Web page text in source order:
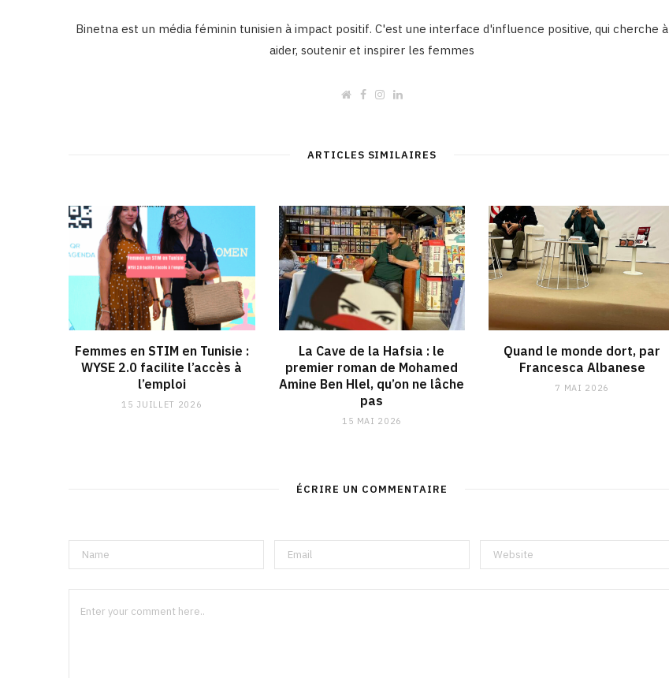
Binetna est un média féminin tunisien à impact positif. C'est une interface d'influence positive, qui cherche à
aider, soutenir et inspirer les femmes
W
t
e
F
o
o
I
g
r
L
d
I
ARTICLES SIMILAIRES
Femmes en STIM en Tunisie :
WYSE 2.0 facilite l’accès à
l’emploi
15 JUILLET 2026
La Cave de la Hafsia : le
premier roman de Mohamed
Amine Ben Hlel, qu’on ne lâche
pas
15 MAI 2026
Quand le monde dort, par
Francesca Albanese
7 MAI 2026
ÉCRIRE UN COMMENTAIRE